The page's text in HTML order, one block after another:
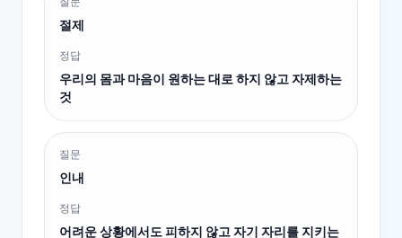
절제
정답
우리의 몸과 마음이 원하는 대로 하지 않고 자제하는
것
질문
인내
정답
어려운 상황에서도 피하지 않고 자기 자리를 지키는